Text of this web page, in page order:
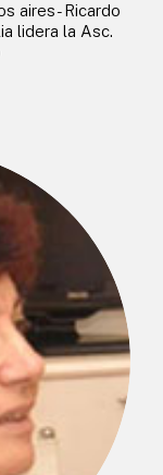
aires- Ricardo
lidera la Asc.